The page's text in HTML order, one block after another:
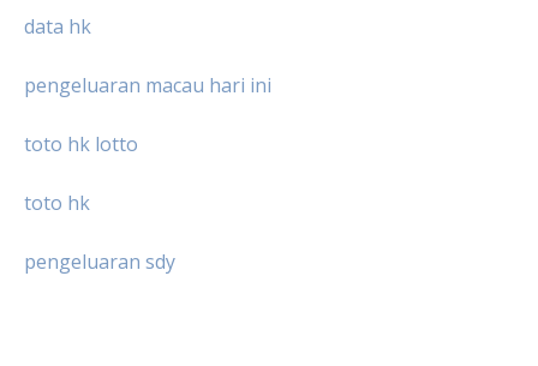
data hk
pengeluaran macau hari ini
toto hk lotto
toto hk
pengeluaran sdy